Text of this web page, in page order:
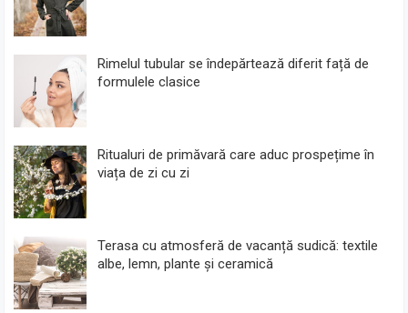
Rimelul tubular se îndepărtează diferit față de
formulele clasice
Ritualuri de primăvară care aduc prospețime în
viața de zi cu zi
Terasa cu atmosferă de vacanță sudică: textile
albe, lemn, plante și ceramică